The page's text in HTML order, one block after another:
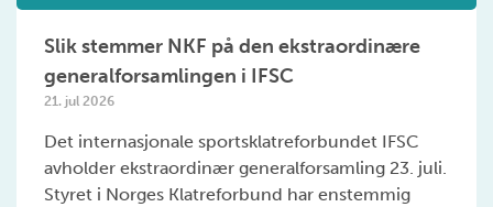
Slik stemmer NKF på den ekstraordinære
generalforsamlingen i IFSC
21. jul 2026
Det internasjonale sportsklatreforbundet IFSC
avholder ekstraordinær generalforsamling 23. juli.
Styret i Norges Klatreforbund har enstemmig